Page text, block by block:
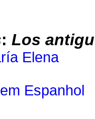
: Los
Elena
Espanhol